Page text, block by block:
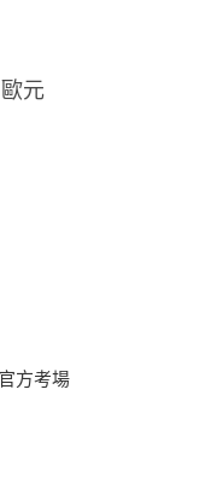
元
官方考場